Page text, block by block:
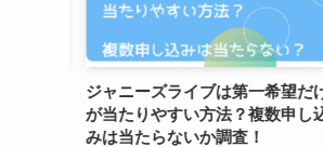
ジャニーズライブは第一希望だけ
が当たりやすい方法？複数申し込
みは当たらないか調査！